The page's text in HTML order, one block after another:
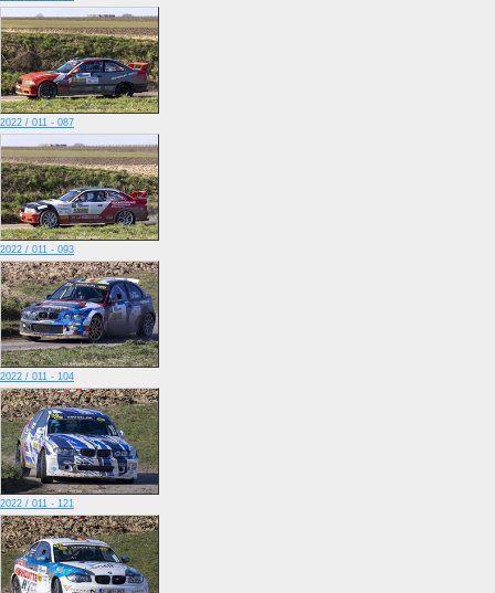
2022 / 011 - 087
2022 / 011 - 093
2022 / 011 - 104
2022 / 011 - 121